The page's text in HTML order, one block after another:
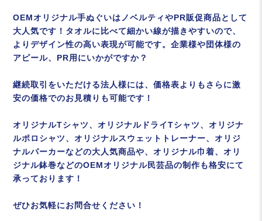
OEMオリジナル手ぬぐいはノベルティやPR販促商品として
大人気です！タオルに比べて細かい線が描きやすいので、
よりデザイン性の高い表現が可能です。企業様や団体様の
アピール、PR用にいかがですか？
継続取引をいただける法人様には、価格表よりもさらに激
安の価格でのお見積りも可能です！
オリジナルTシャツ、オリジナルドライTシャツ、オリジナ
ルポロシャツ、オリジナルスウェットトレーナー、オリジ
ナルパーカーなどの大人気商品や、オリジナル巾着、オリ
ジナル鉢巻などのOEMオリジナル民芸品の制作も格安にて
承っております！
ぜひお気軽にお問合せください！